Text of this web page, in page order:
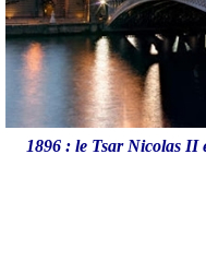
1896 : le Tsar Nicolas II